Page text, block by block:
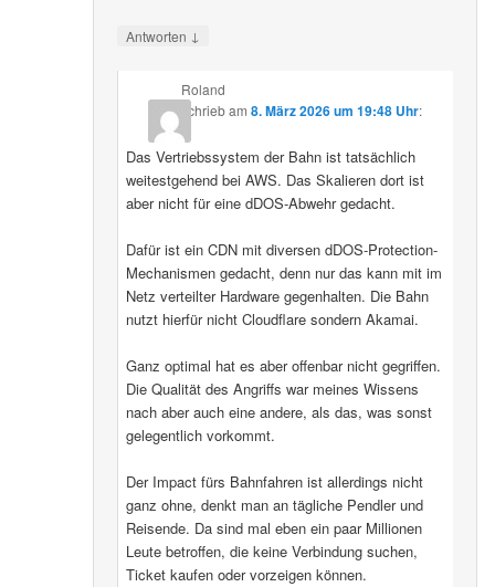
Antworten ↓
Roland
schriebam 8. März 2026 um 19:48 Uhr:
Das Vertriebssystem der Bahn ist tatsächlich
weitestgehend bei AWS. Das Skalieren dort ist
aber nicht für eine dDOS-Abwehr gedacht.
Dafür ist ein CDN mit diversen dDOS-Protection-
Mechanismen gedacht, denn nur das kann mit im
Netz verteilter Hardware gegenhalten. Die Bahn
nutzt hierfür nicht Cloudflare sondern Akamai.
Ganz optimal hat es aber offenbar nicht gegriffen.
Die Qualität des Angriffs war meines Wissens
nach aber auch eine andere, als das, was sonst
gelegentlich vorkommt.
Der Impact fürs Bahnfahren ist allerdings nicht
ganz ohne, denkt man an tägliche Pendler und
Reisende. Da sind mal eben ein paar Millionen
Leute betroffen, die keine Verbindung suchen,
Ticket kaufen oder vorzeigen können.